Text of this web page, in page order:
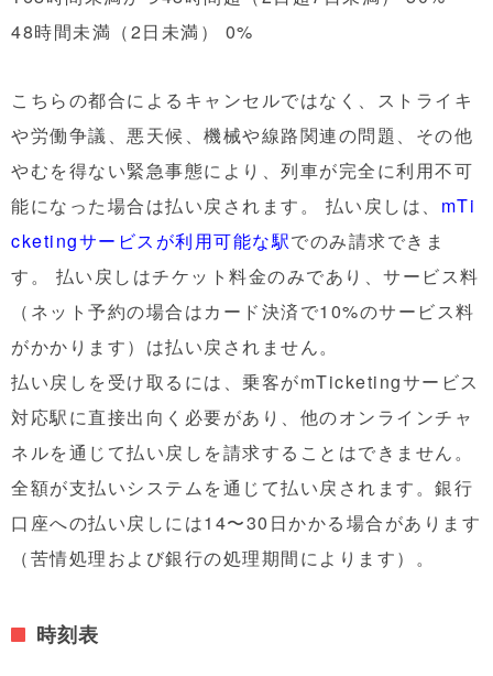
48時間未満（2日未満） 0%
こちらの都合によるキャンセルではなく、ストライキ
や労働争議、悪天候、機械や線路関連の問題、その他
やむを得ない緊急事態により、列車が完全に利用不可
能になった場合は払い戻されます。 払い戻しは、 mTi
cketingサービスが利用可能な駅でのみ請求できま
す。 払い戻しはチケット料金のみであり、サービス料
（ネット予約の場合はカード決済で10%のサービス料
がかかります）は払い戻されません。
払い戻しを受け取るには、乗客がmTicketingサービス
対応駅に直接出向く必要があり、他のオンラインチャ
ネルを通じて払い戻しを請求することはできません。
全額が支払いシステムを通じて払い戻されます。銀行
口座への払い戻しには14〜30日かかる場合があります
（苦情処理および銀行の処理期間によります）。
時刻表